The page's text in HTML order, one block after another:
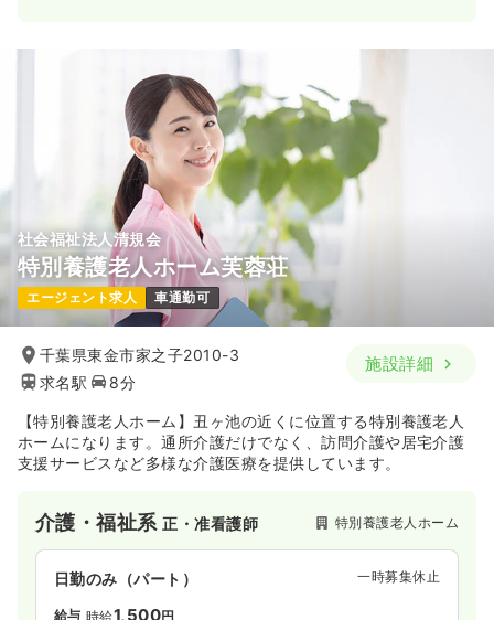
社会福祉法人清規会
特別養護老人ホーム芙蓉荘
エージェント求人 車通勤可
千葉県東金市家之子2010-3
求名駅
8分
施設詳細
【特別養護老人ホーム】丑ヶ池の近くに位置する特別養護老人
ホームになります。通所介護だけでなく、訪問介護や居宅介護
支援サービスなど多様な介護医療を提供しています。
介護・福祉系正・准看護師 特別養護老人ホーム
日勤のみ（パート） 一時募集休止
給与 時給1,500円